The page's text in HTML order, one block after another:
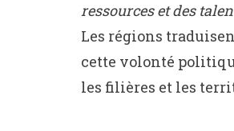
ressources et des
Les régions
cette volonté
les filières et les